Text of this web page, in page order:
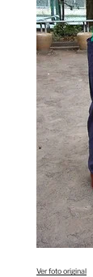
Ver foto original